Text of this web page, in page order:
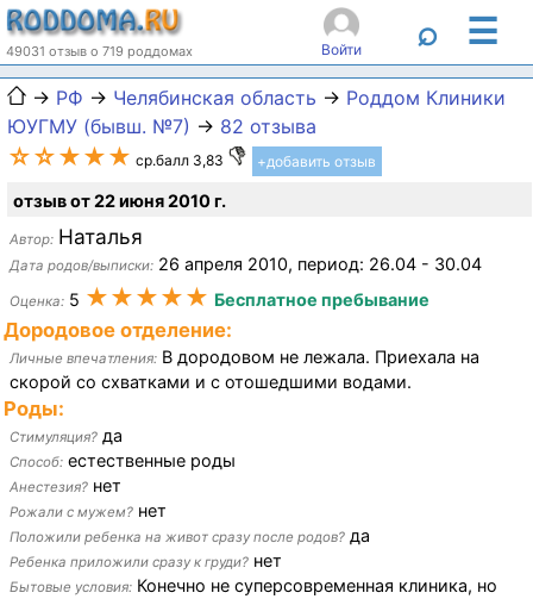
49031 отзыв о 719 роддомах Войти ⌕ ☰
→ РФ → Челябинская область → Роддом Клиники
ЮУГМУ (бывш. №7) → 82 отзыва
☆☆★★★ ср.балл 3,83 +добавить отзыв
отзыв от 22 июня 2010 г.
Автор: Наталья
Дата родов/выписки: 26 апреля 2010, период: 26.04 - 30.04
Оценка: 5 ★★★★★ Бесплатное пребывание
Дородовое отделение:
Личные впечатления: В дородовом не лежала. Приехала на
скорой со схватками и с отошедшими водами.
Роды:
Стимуляция? да
Способ: естественные роды
Анестезия? нет
Рожали с мужем? нет
Положили ребенка на живот сразу после родов? да
Ребенка приложили сразу к груди? нет
Бытовые условия: Конечно не суперсовременная клиника, но